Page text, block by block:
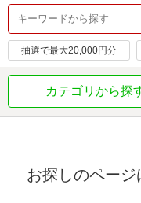
抽選で最大20,000円分
カテゴリから探
お探しのページ